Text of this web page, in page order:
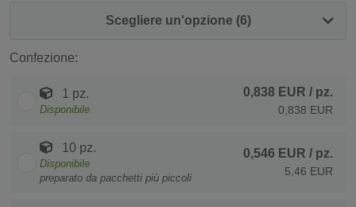
Scegliere un'opzione (6)
Confezione:
1 pz.
Disponibile
0,838 EUR / pz.
0,838 EUR
10 pz.
Disponibile
preparato da pacchetti più piccoli
0,546 EUR / pz.
5,46 EUR